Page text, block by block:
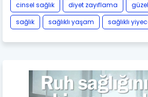
cinsel sağlık
diyet zayıflama
sağlık
sağlıklı yaşam sağlıklı